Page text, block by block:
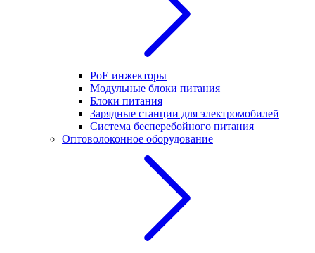
PoE инжекторы
Модульные блоки питания
Блоки питания
Зарядные станции для электромобилей
Система бесперебойного питания
Оптоволоконное оборудование